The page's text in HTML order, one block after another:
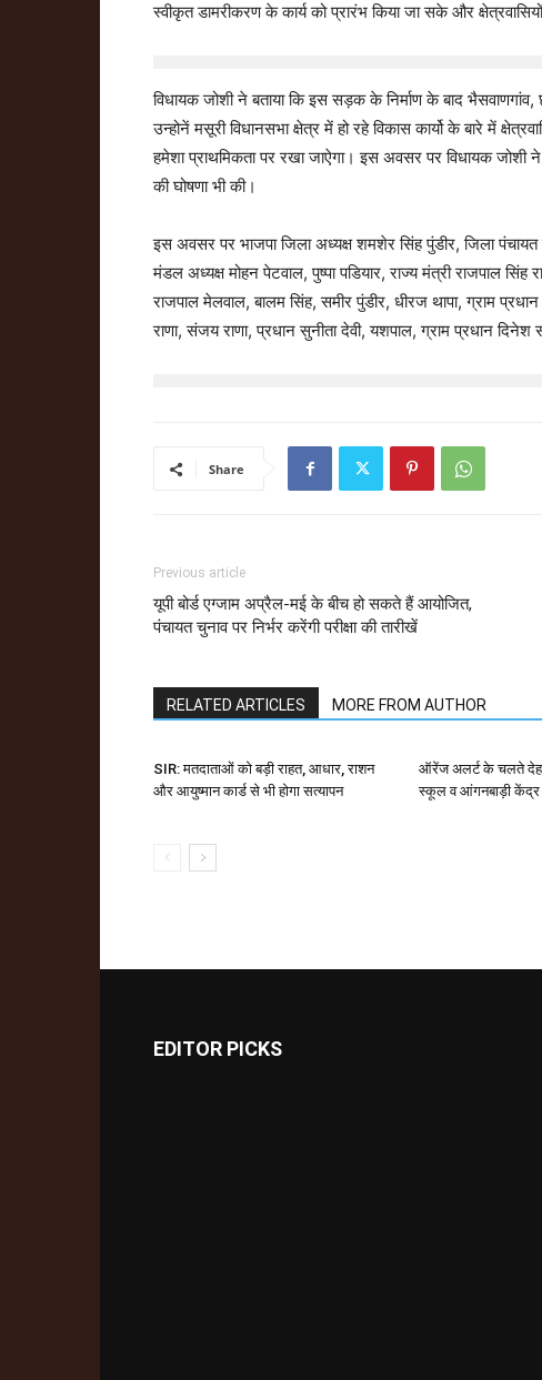
स्वीकृत डामरीकरण के कार्य को प्रारंभ किया जा सके और
विधायक जोशी ने बताया कि इस सड़क के निर्माण के बाद
उन्होनें मसूरी विधानसभा क्षेत्र में हो रहे विकास कार्यो के बारे में
हमेशा प्राथमिकता पर रखा जाऐगा। इस अवसर पर विधायक जोशी
की घोषणा भी की।
इस अवसर पर भाजपा जिला अध्यक्ष शमशेर सिंह पुंडीर, जिला पंचायत
मंडल अध्यक्ष मोहन पेटवाल, पुष्पा पडियार, राज्य मंत्री राजपाल सिंह
राजपाल मेलवाल, बालम सिंह, समीर पुंडीर, धीरज थापा, ग्राम
राणा, संजय राणा, प्रधान सुनीता देवी, यशपाल, ग्राम प्रधान
Share
Previous article
यूपी बोर्ड एग्जाम अप्रैल-मई के बीच हो सकते हैं आयोजित,
पंचायत चुनाव पर निर्भर करेंगी परीक्षा की तारीखें
RELATED ARTICLES MORE FROM AUTHOR
SIR: मतदाताओं को बड़ी राहत, आधार, राशन
और आयुष्मान कार्ड से भी होगा सत्यापन
ऑरेंज अलर्ट के चलते
स्कूल व आंगनबाड़ी केंद्र
EDITOR PICKS